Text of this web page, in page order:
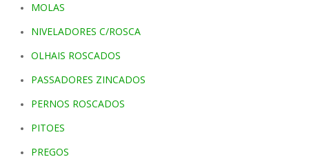
MOLAS
NIVELADORES C/ROSCA
OLHAIS ROSCADOS
PASSADORES ZINCADOS
PERNOS ROSCADOS
PITOES
PREGOS